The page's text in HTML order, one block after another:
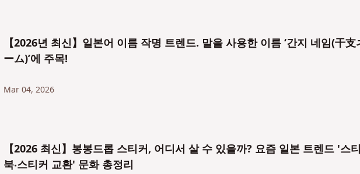
【2026년 최신】일본어 이름 작명 트렌드. 말을 사용한 이름 ‘간지 네임(干支
ーム)’에 주목!
Mar 04, 2026
【2026 최신】봉봉드롭 스티커, 어디서 살 수 있을까? 요즘 일본 트렌드 '스
북‧스티커 교환' 문화 총정리